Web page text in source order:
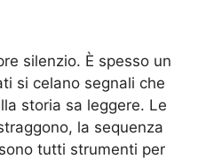
silenzio. È spesso un
si celano segnali che
storia sa leggere. Le
la sequenza
tutti strumenti per